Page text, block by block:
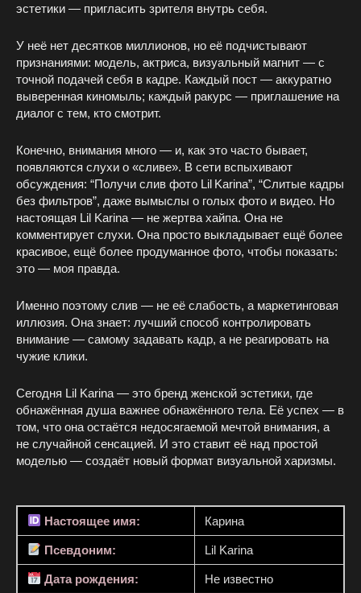
эстетики — пригласить зрителя внутрь себя.
У неё нет десятков миллионов, но её подчистывают
признаниями: модель, актриса, визуальный магнит — с
точной подачей себя в кадре. Каждый пост — аккуратно
выверенная киномыль; каждый ракурс — приглашение на
диалог с тем, кто смотрит.
Конечно, внимания много — и, как это часто бывает,
появляются слухи о «сливе». В сети вспыхивают
обсуждения: “Получи слив фото Lil Karina”, “Слитые кадры
без фильтров”, даже вымыслы о голых фото и видео. Но
настоящая Lil Karina — не жертва хайпа. Она не
комментирует слухи. Она просто выкладывает ещё более
красивое, ещё более продуманное фото, чтобы показать:
это — моя правда.
Именно поэтому слив — не её слабость, а маркетинговая
иллюзия. Она знает: лучший способ контролировать
внимание — самому задавать кадр, а не реагировать на
чужие клики.
Сегодня Lil Karina — это бренд женской эстетики, где
обнажённая душа важнее обнажённого тела. Её успех — в
том, что она остаётся недосягаемой мечтой внимания, а
не случайной сенсацией. И это ставит её над простой
моделью — создаёт новый формат визуальной харизмы.
Настоящее имя: Карина
Псевдоним: Lil Karina
Дата рождения: Не известно